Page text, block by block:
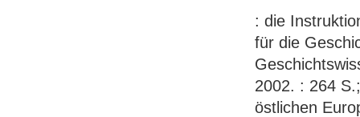
: die
für die
2002. : 264
östlichen